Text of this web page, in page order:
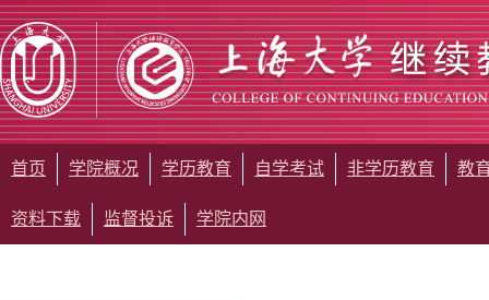
首页 学院概况 学历教育 自学考试 非学历教育 教
资料下载 监督投诉 学院内网